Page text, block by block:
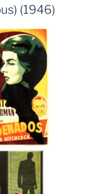
(1946)